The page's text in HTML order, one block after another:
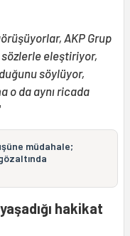
AKP Grup
sözlerle eleştiriyor,
söylüyor,
o da aynı ricada
müdahale;
hakikat